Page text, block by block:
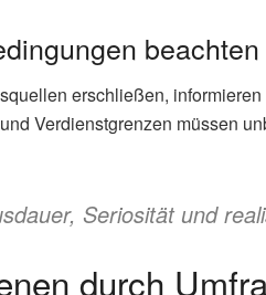
beachten
erschließen,
Verdienstgrenzen müssen
Seriosität und
durch